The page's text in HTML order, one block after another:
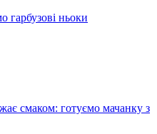
гарбузові ньоки
смаком: готуємо мачанку з